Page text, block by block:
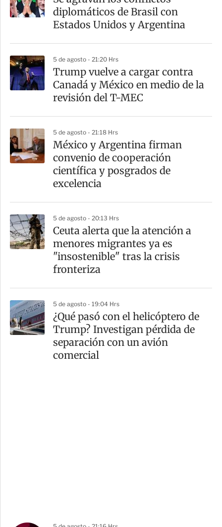
r
t
diplomáticos de Brasil con
Estados Unidos y Argentina
5 de agosto - 21:20 Hrs
Trump vuelve a cargar contra
Canadá y México en medio de la
revisión del T-MEC
5 de agosto - 21:18 Hrs
México y Argentina firman
convenio de cooperación
científica y posgrados de
excelencia
5 de agosto - 20:13 Hrs
Ceuta alerta que la atención a
menores migrantes ya es
"insostenible" tras la crisis
fronteriza
5 de agosto - 19:04 Hrs
¿Qué pasó con el helicóptero de
Trump? Investigan pérdida de
separación con un avión
comercial